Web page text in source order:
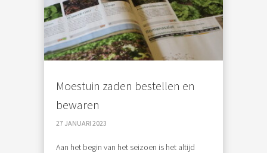
Moestuin zaden bestellen en
bewaren
27 JANUARI 2023
Aan het begin van het seizoen is het altijd